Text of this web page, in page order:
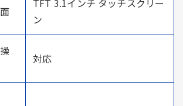
TFT 3.1インチ タッチスクリー
ン
対応